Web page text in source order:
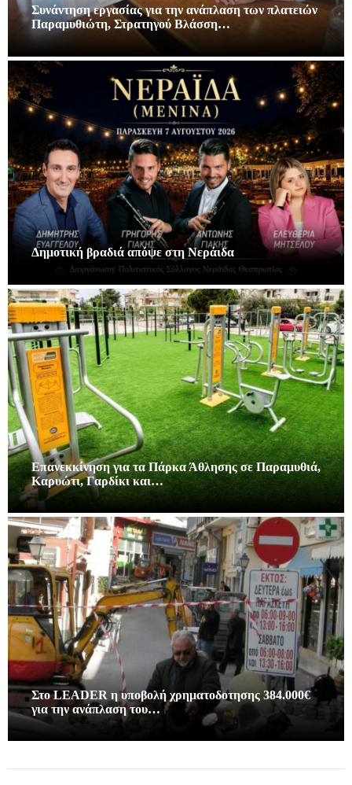
Συνάντηση εργασίας για την ανάπλαση των πλατειών
Παραμυθιώτη, Στρατηγού Βλάσση…
Δημοτική βραδιά απόψε στη Νεράιδα
Επανεκκίνηση για τα Πάρκα Άθλησης σε Παραμυθιά,
Καρυώτι, Γαρδίκι και…
Στο LEADER η υποβολή χρηματοδοτησης 384.000€
για την ανάπλαση του…